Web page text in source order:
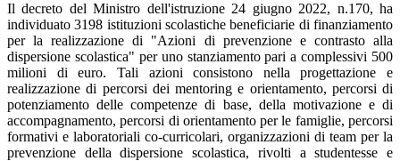
Il decreto del Ministro dell'istruzione 24 giugno 2022, n.170, ha
individuato 3198 istituzioni scolastiche beneficiarie di finanziamento
per la realizzazione di "Azioni di prevenzione e contrasto alla
dispersione scolastica" per uno stanziamento pari a complessivi 500
milioni di euro. Tali azioni consistono nella progettazione e
realizzazione di percorsi dei mentoring e orientamento, percorsi di
potenziamento delle competenze di base, della motivazione e di
accompagnamento, percorsi di orientamento per le famiglie, percorsi
formativi e laboratoriali co-curricolari, organizzazioni di team per la
prevenzione della dispersione scolastica, rivolti a studentesse e